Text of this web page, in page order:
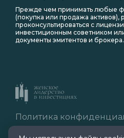
Прежде чем принимать любые
(покупка или продажа активов),
проконсультироваться с
инвестиционным советником
документы эмитентов и брокера.
Политика
Правила обработки